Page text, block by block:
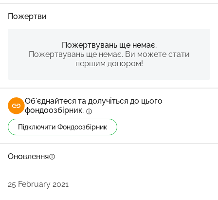
Пожертви
Пожертвувань ще немає.
Пожертвувань ще немає. Ви можете стати
першим донором!
Об'єднайтеся та долучіться до цього
фондоозбірник. info
Підключити Фондоозбірник
Оновленняinfo
25 February 2021